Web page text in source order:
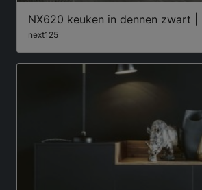
NX620 keuken in dennen zwart |
next125